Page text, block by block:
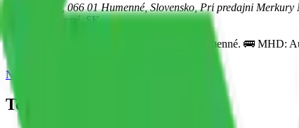
Mierová 105, 066 01 Humenné, Slovensko, Pri predajni
Humenné, SK
📍 Kde sme: Pri predajni Merkury Market Humenné. 🚌 MHD:
Navigovať
Telefón